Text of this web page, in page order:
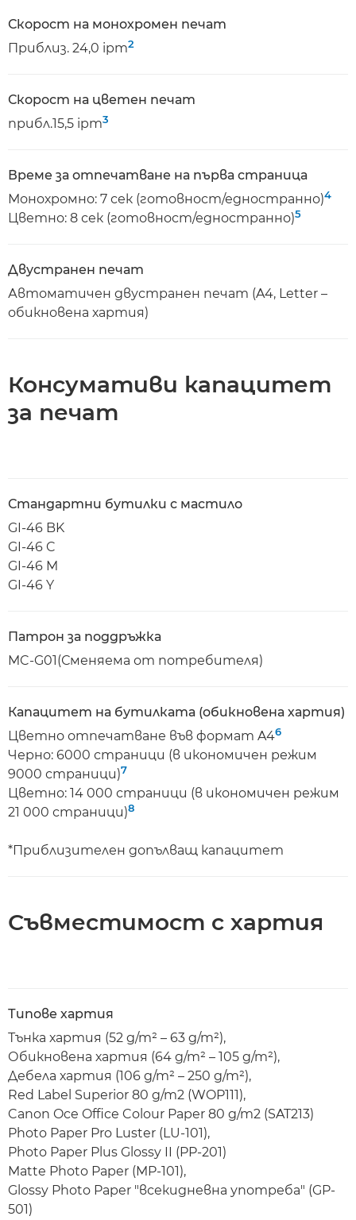
Скорост на монохромен печат
Приблиз. 24,0 ipm2
Скорост на цветен печат
прибл.15,5 ipm3
Време за отпечатване на първа страница
Монохромно: 7 сек (готовност/едностранно)4
Цветно: 8 сек (готовност/едностранно)5
Двустранен печат
Автоматичен двустранен печат (A4, Letter –
обикновена хартия)
Консумативи капацитет
за печат
Стандартни бутилки с мастило
GI-46 BK
GI-46 C
GI-46 M
GI-46 Y
Патрон за поддръжка
MC-G01(Сменяема от потребителя)
Капацитет на бутилката (обикновена хартия)
Цветно отпечатване във формат A46
Черно: 6000 страници (в икономичен режим
9000 страници)7
Цветно: 14 000 страници (в икономичен режим
21 000 страници)8
*Приблизителен допълващ капацитет
Съвместимост с хартия
Типове хартия
Тънка хартия (52 g/m² – 63 g/m²),
Обикновена хартия (64 g/m² – 105 g/m²),
Дебела хартия (106 g/m² – 250 g/m²),
Red Label Superior 80 g/m2 (WOP111),
Canon Oce Office Colour Paper 80 g/m2 (SAT213)
Photo Paper Pro Luster (LU-101),
Photo Paper Plus Glossy II (PP-201)
Matte Photo Paper (MP-101),
Glossy Photo Paper "всекидневна употреба" (GP-
501)